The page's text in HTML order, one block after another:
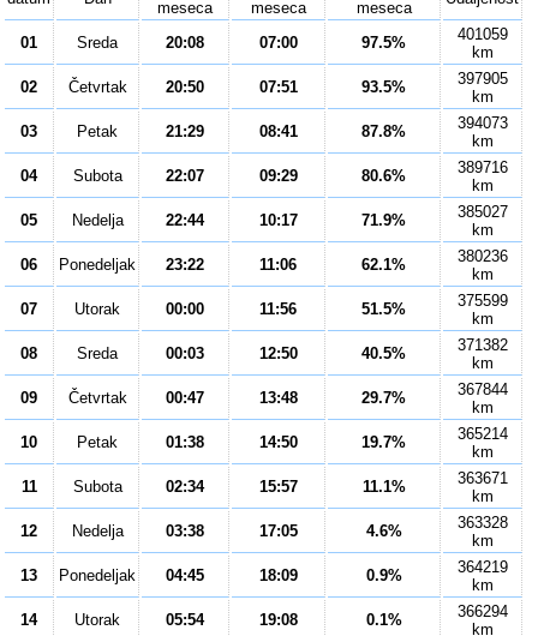
meseca
meseca
meseca
01 Sreda 20:08 07:00 97.5%
401059
km
02
Četvrtak 20:50 07:51 93.5%
397905
km
03
Petak 21:29 08:41 87.8%
394073
km
04
Subota 22:07 09:29 80.6%
389716
km
05
Nedelja 22:44 10:17 71.9%
385027
km
06
Ponedeljak 23:22 11:06 62.1%
380236
km
07
Utorak 00:00 11:56 51.5%
375599
km
08
Sreda 00:03 12:50 40.5%
371382
km
09
Četvrtak 00:47 13:48 29.7%
367844
km
10
Petak 01:38 14:50 19.7%
365214
km
11
Subota 02:34 15:57 11.1%
363671
km
12
Nedelja 03:38 17:05 4.6%
363328
km
13
Ponedeljak 04:45 18:09 0.9%
364219
km
14
Utorak 05:54 19:08 0.1%
366294
km